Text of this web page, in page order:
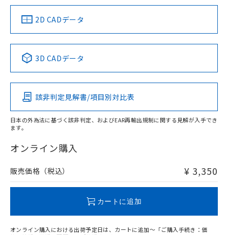
中国 RoHS 注意事項・凡例
Pb Hg Cd Cr(VI)
O
在庫等で未対応品が混在する可能性があります。
問い合わせください。
2D CADデータ
3D CADデータ
該非判定見解書/項目別対比表
日本の外為法に基づく該非判定、およびEAR再輸出規制に関する見解が入手でき
ます。
オンライン購入
販売価格（税込） ¥ 3,350
カートに追加
オンライン購入における出荷予定日は、カートに追加～「ご購入手続き：価